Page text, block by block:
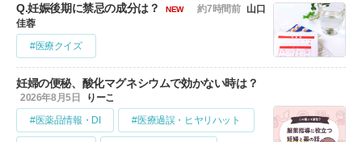
Q.妊娠後期に禁忌の成分は？ NEW 約7時間前 山口
佳蓉
#医療クイズ
妊婦の便秘、酸化マグネシウムで効かない時は？
2026年8月5日
りーこ
#医薬品情報・DI
#医療過誤・ヒヤリハット